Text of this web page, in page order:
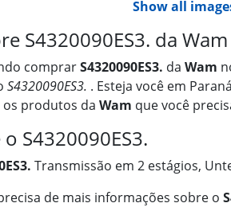
Show all
S4320090ES3. da
comprarS4320090ES3. da Wam
S4320090ES3. . Esteja você em
produtos da Wam que você
S4320090ES3.
Transmissão em 2 estágios,
de mais informações sobre o